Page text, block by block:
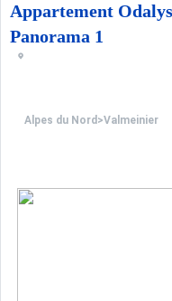
Appartement
Panorama 1
Alpes du Nord >Valmeinier